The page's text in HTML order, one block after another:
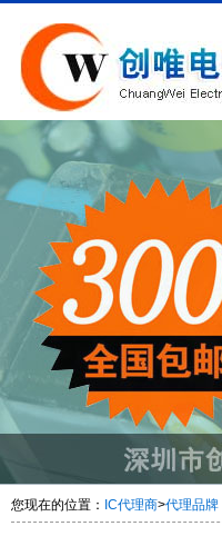
您现在的位置： IC代理商>代理品牌